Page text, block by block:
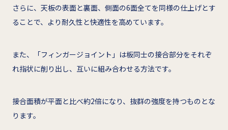
さらに、天板の表面と裏面、側面の6面全てを同様の仕上げとす
ることで、より耐久性と快適性を高めています。
また、「フィンガージョイント」は板同士の接合部分をそれぞ
れ指状に削り出し、互いに組み合わせる方法です。
接合面積が平面と比べ約2倍になり、抜群の強度を持つものとな
ります。